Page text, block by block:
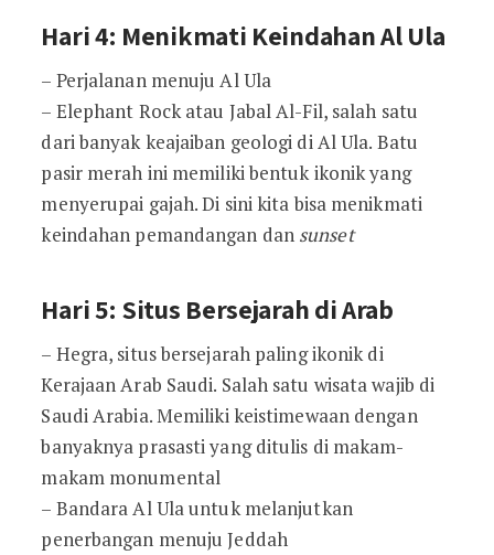
Hari 4: Menikmati Keindahan Al Ula
– Perjalanan menuju Al Ula
– Elephant Rock atau Jabal Al-Fil, salah satu
dari banyak keajaiban geologi di Al Ula. Batu
pasir merah ini memiliki bentuk ikonik yang
menyerupai gajah. Di sini kita bisa menikmati
keindahan pemandangan dan sunset
Hari 5: Situs Bersejarah di Arab
– Hegra, situs bersejarah paling ikonik di
Kerajaan Arab Saudi. Salah satu wisata wajib di
Saudi Arabia. Memiliki keistimewaan dengan
banyaknya prasasti yang ditulis di makam-
makam monumental
– Bandara Al Ula untuk melanjutkan
penerbangan menuju Jeddah